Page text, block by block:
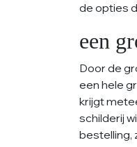
de opties
een
Door de
een hele
krijgt
schilderij
bestelling,